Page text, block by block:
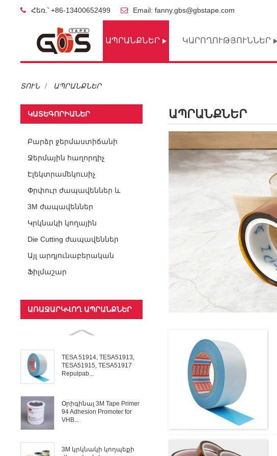
Հեռ.՝ +86-13400652499 Email: fanny.gbs@gbstape.com
ԱՊՐԱՆՔՆԵՐ ԿԱՐՈՂՈՒԹՅՈՒՆՆԵՐ
ՏՈՒՆ ԱՊՐԱՆՔՆԵՐ
ԿԱՏԵԳՈՐԻԱՆԵՐ
Բարձր ջերմաստիճանի
ժապավեններ
Ջերմային հաղորդիչ
ժապավեններ
Էլեկտրամեկուսիչ
ժապավեններ
Փրփուր ժապավեններ և
բարձիկներ
3M ժապավեններ
Կրկնակի կողային
ժապավեններ
Die Cutting ժապավեններ
Այլ արդյունաբերական
ժապավեններ
Ֆիլմաշար
ԱՌԱՋԱՐԿՎՈՂ ԱՊՐԱՆՔՆԵՐ
TESA 51914, TESA51913,
TESA51915, TESA51917
Repulpab...
Օրիգինալ 3M Tape Primer
94 Adhesion Promoter for
VHB...
3M կրկնակի կողպեքի
ԱՊՐԱՆՔՆԵՐ